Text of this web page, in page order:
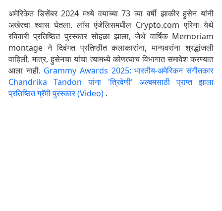
अमेरिकेत डिसेंबर 2024 मध्ये वयाच्या 73 व्या वर्षी झाकीर हुसेन यांनी
अखेरचा श्वास घेतला. लॉस एंजेलिसमधील Crypto.com एरिना येथे
रविवारी प्रतिष्ठित पुरस्कार सोहळा झाला, जेथे वार्षिक Memoriam
montage ने दिवंगत प्रतिष्ठीत कलाकारांना, मान्यवरांना श्रद्धांजली
वाहिली. मात्र, हुसेनचा यांचा त्यामध्ये कोणत्याच विभागात समावेश करण्यात
आला नाही. Grammy Awards 2025: भारतीय-अमेरिकन संगीतकार
Chandrika Tandon यांना 'त्रिवेणी' अल्बमसाठी प्राप्त झाला
प्रतिष्ठित ग्रॅमी पुरस्कार (Video) .